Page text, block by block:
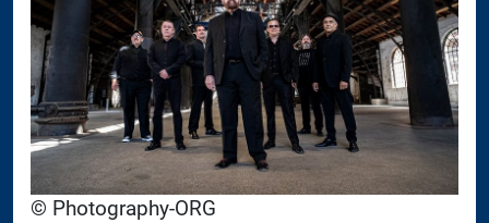
© Photography-ORG